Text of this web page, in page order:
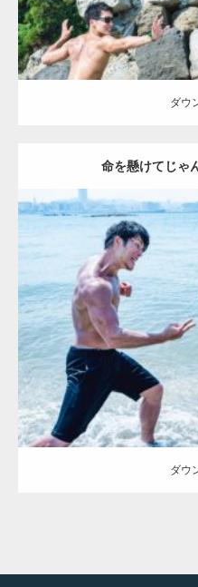
ダウ
命を懸けてじゃ
Update:
Category: 海のマッ
ダウンロード
ダウ
【YouTube
ギネス世界
【TV】TBS
TOKYO FM
で紹介さ…
NHK「所さ
た（6/8放送